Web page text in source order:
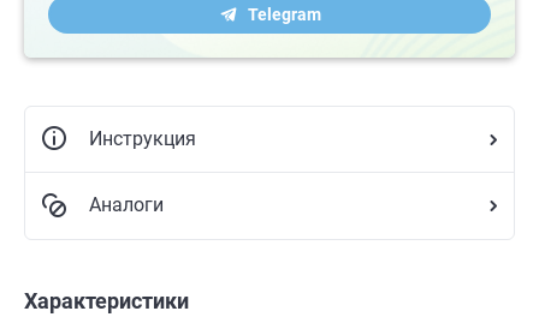
Telegram
Инструкция
Аналоги
Характеристики